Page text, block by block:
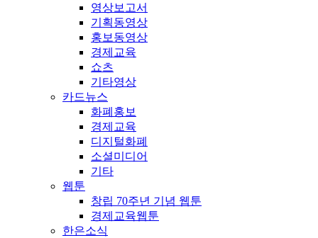
영상보고서
기획동영상
홍보동영상
경제교육
쇼츠
기타영상
카드뉴스
화폐홍보
경제교육
디지털화폐
소셜미디어
기타
웹툰
창립 70주년 기념 웹툰
경제교육웹툰
한은소식